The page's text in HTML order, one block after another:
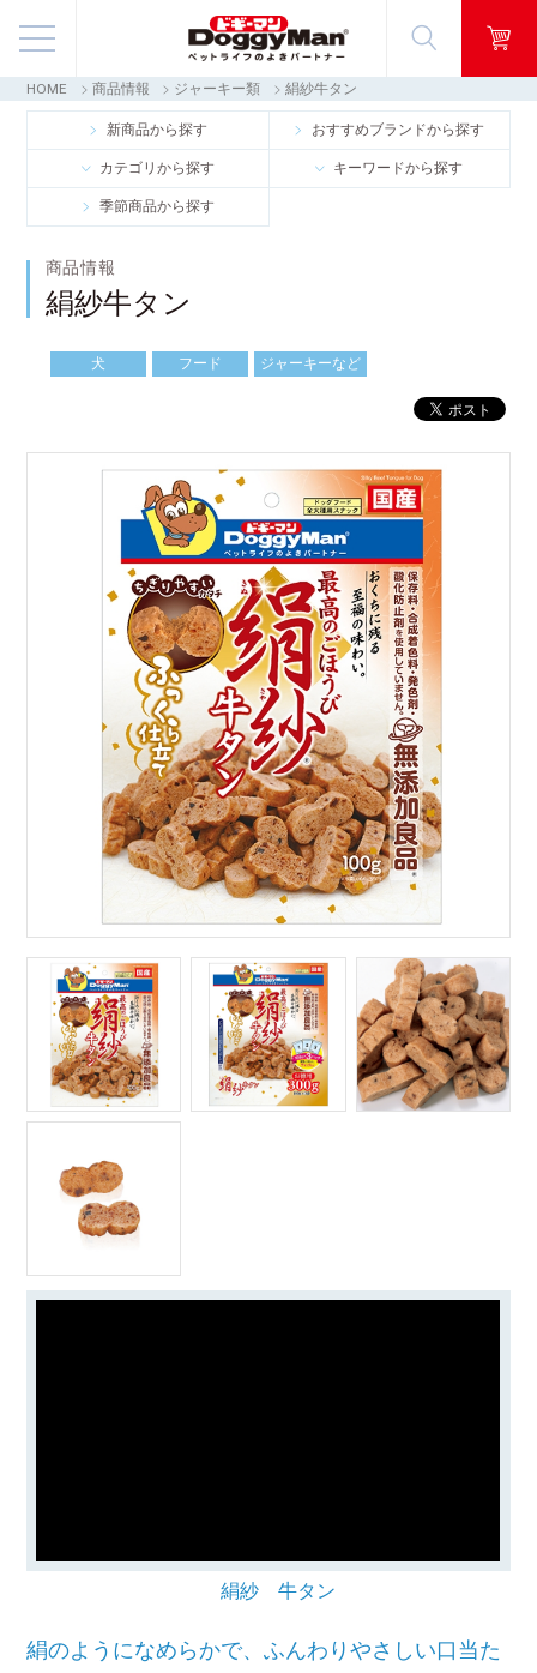
商品情報
映像ギャラリー
お客様窓口・Q＆A
会社情報
サイトマップ English
HOME 商品情報 ジャーキー類 絹紗牛タン
新商品から探す おすすめブランドから探す
カテゴリから探す キーワードから探す
季節商品から探す
商品情報
絹紗牛タン
犬 フード ジャーキーなど
絹紗 牛タン
絹のようになめらかで、ふんわりやさしい口当た